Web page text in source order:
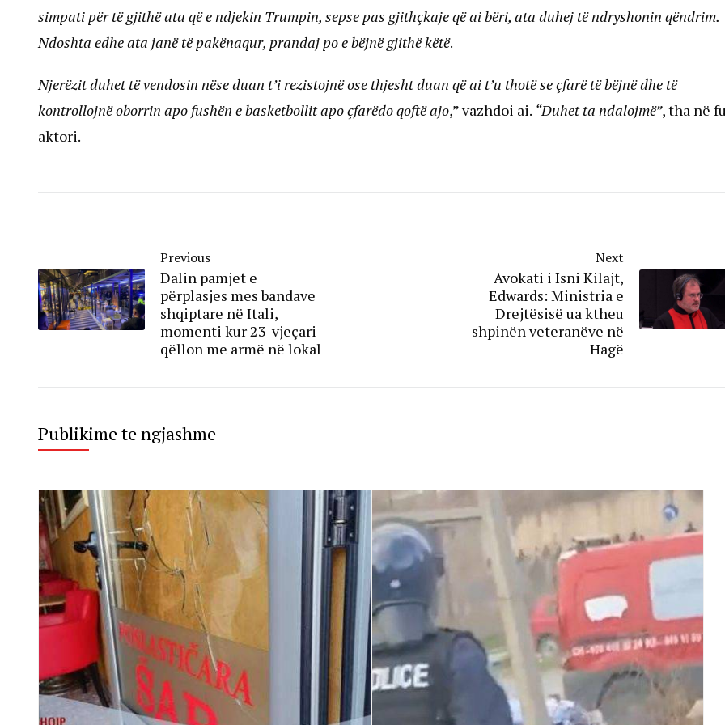
simpati për të gjithë ata që e ndjekin Trumpin, sepse pas gjithçkaje që ai bëri, ata duhej të ndryshonin qëndrim.
Ndoshta edhe ata janë të pakënaqur, prandaj po e bëjnë gjithë këtë.
Njerëzit duhet të vendosin nëse duan t’i rezistojnë ose thjesht duan që ai t’u thotë se çfarë të bëjnë dhe të
kontrollojnë oborrin apo fushën e basketbollit apo çfarëdo qoftë ajo,” vazhdoi ai. “Duhet ta ndalojmë”, tha në
aktori.
Previous
Dalin pamjet e
përplasjes mes bandave
shqiptare në Itali,
momenti kur 23-vjeçari
qëllon me armë në lokal
Next
Avokati i Isni Kilajt,
Edwards: Ministria e
Drejtësisë ua ktheu
shpinën veteranëve në
Hagë
Publikime te ngjashme